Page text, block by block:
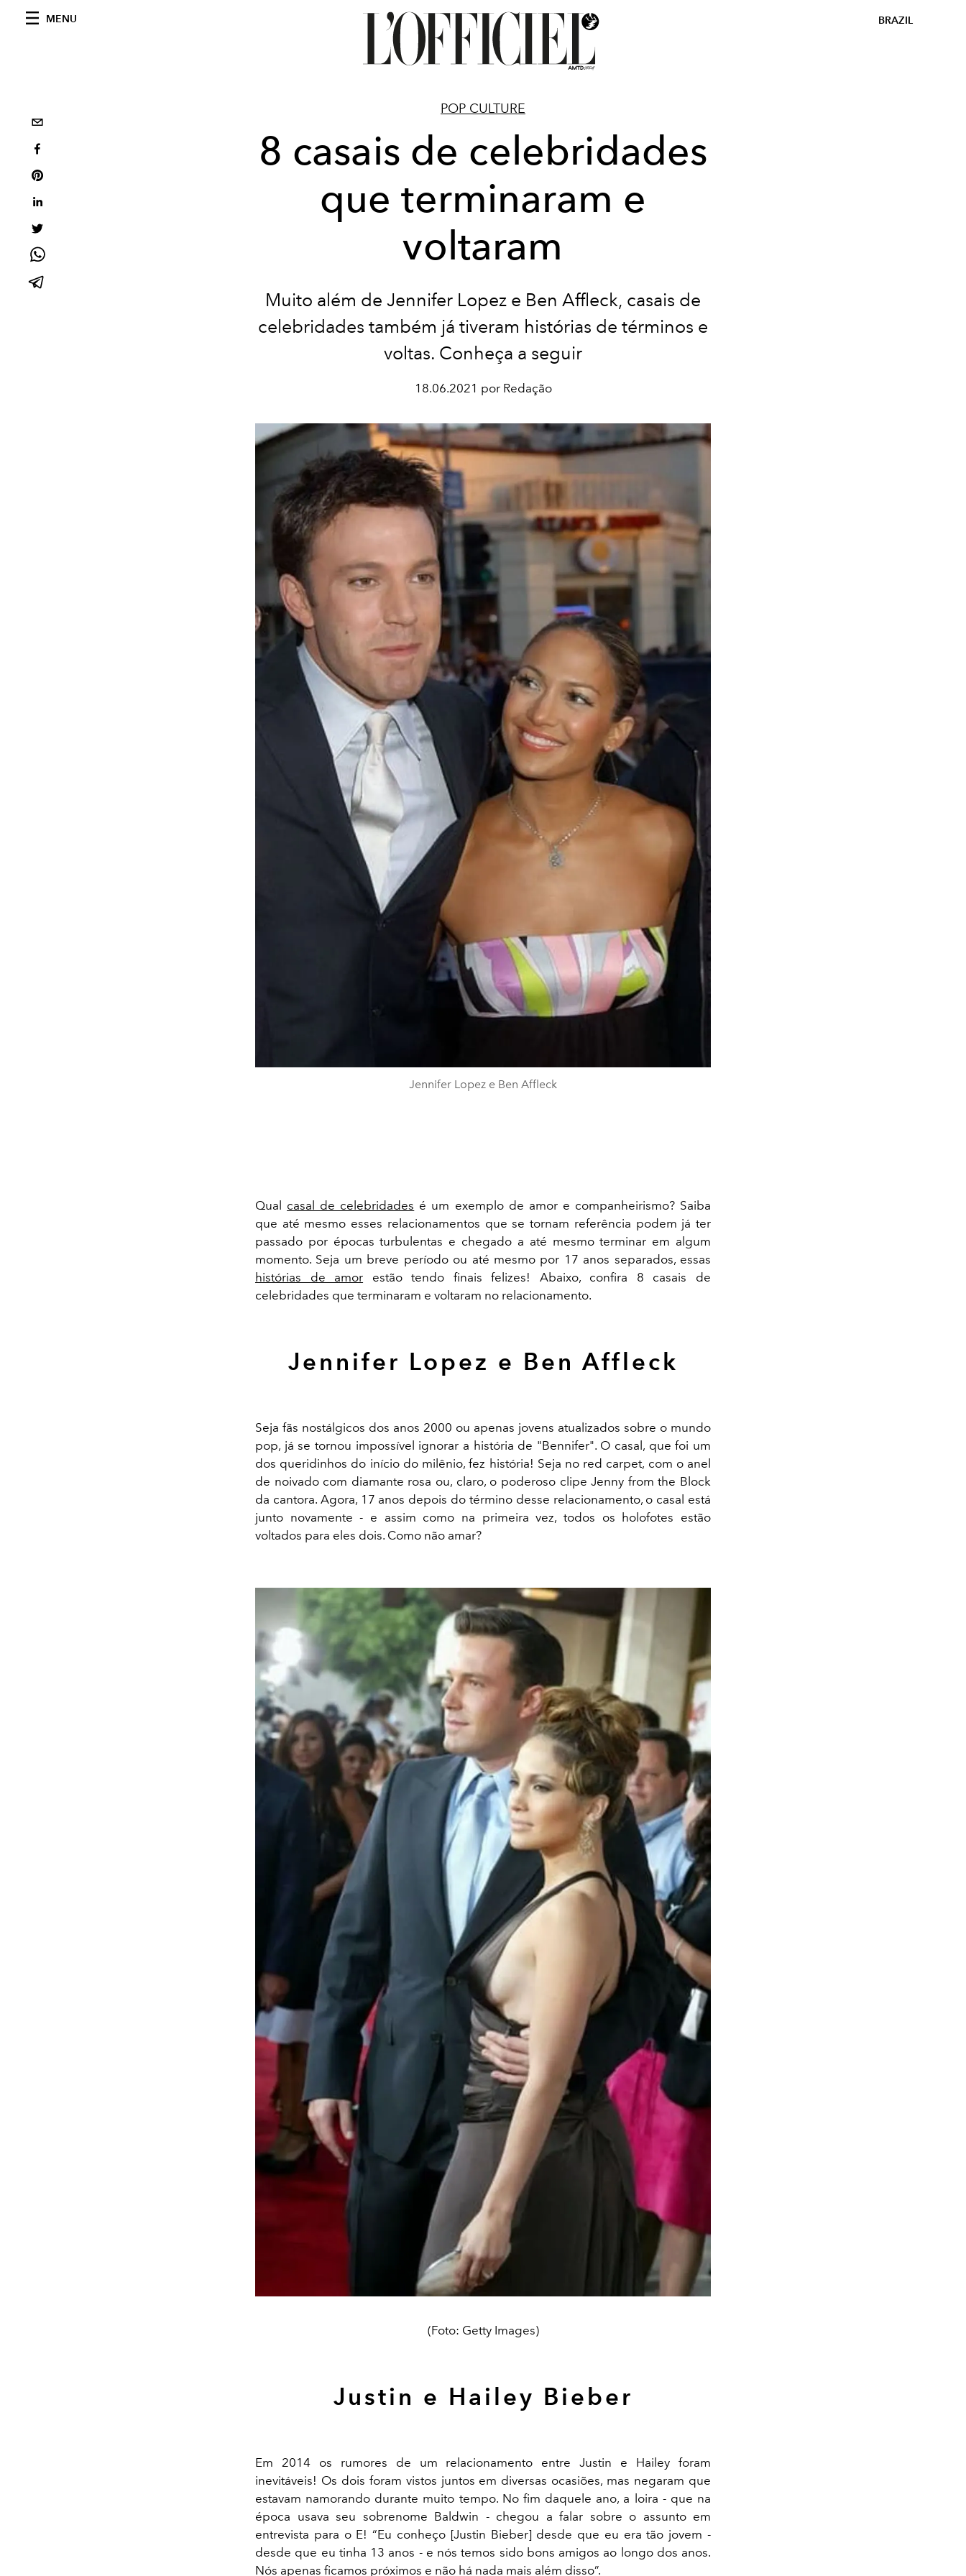
MENU BRAZIL
POP CULTURE
8 casais de celebridades
que terminaram e
voltaram
Muito além de Jennifer Lopez e Ben Affleck, casais de
celebridades também já tiveram histórias de términos e
voltas. Conheça a seguir
18.06.2021 por Redação
Jennifer Lopez e Ben Affleck
Qual casal de celebridades é um exemplo de amor e companheirismo? Saiba
que até mesmo esses relacionamentos que se tornam referência podem já ter
passado por épocas turbulentas e chegado a até mesmo terminar em algum
momento. Seja um breve período ou até mesmo por 17 anos separados, essas
histórias de amor estão tendo finais felizes! Abaixo, confira 8 casais de
celebridades que terminaram e voltaram no relacionamento.
Jennifer Lopez e Ben Affleck
Seja fãs nostálgicos dos anos 2000 ou apenas jovens atualizados sobre o mundo
pop, já se tornou impossível ignorar a história de "Bennifer". O casal, que foi um
dos queridinhos do início do milênio, fez história! Seja no red carpet, com o anel
de noivado com diamante rosa ou, claro, o poderoso clipe Jenny from the Block
da cantora. Agora, 17 anos depois do término desse relacionamento, o casal está
junto novamente - e assim como na primeira vez, todos os holofotes estão
voltados para eles dois. Como não amar?
(Foto: Getty Images)
Justin e Hailey Bieber
Em 2014 os rumores de um relacionamento entre Justin e Hailey foram
inevitáveis! Os dois foram vistos juntos em diversas ocasiões, mas negaram que
estavam namorando durante muito tempo. No fim daquele ano, a loira - que na
época usava seu sobrenome Baldwin - chegou a falar sobre o assunto em
entrevista para o E! “Eu conheço [Justin Bieber] desde que eu era tão jovem -
desde que eu tinha 13 anos - e nós temos sido bons amigos ao longo dos anos.
Nós apenas ficamos próximos e não há nada mais além disso”.